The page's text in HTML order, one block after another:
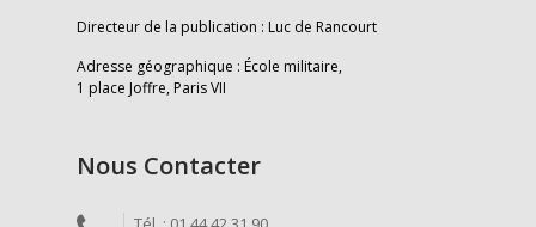
Directeur de la publication : Luc de Rancourt
Adresse géographique : École militaire,
1 place Joffre, Paris VII
Nous Contacter